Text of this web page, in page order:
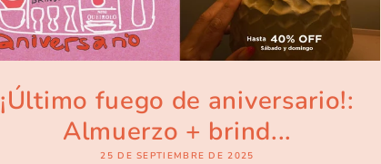
¡Último fuego de aniversario!:
Almuerzo + brind...
25 DE SEPTIEMBRE DE 2025